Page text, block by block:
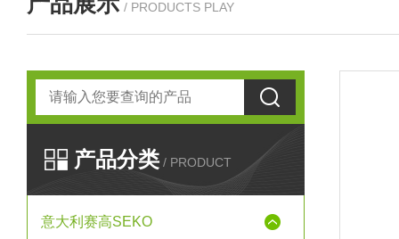
/ PRODUCTS PLAY
产品分类 / PRODUCT
意大利赛高SEKO